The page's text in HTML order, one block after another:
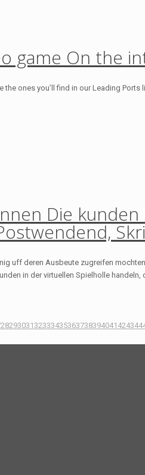
game On the
ones you’ll find in our Leading
Die
uff deren Ausbeute zugreifen
in der virtuellen Spielholle
2829303132333435363738394041 424344